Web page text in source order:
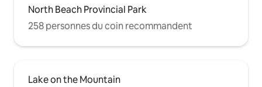
North Beach Provincial Park
258 personnes du coin recommandent
Lake on the Mountain